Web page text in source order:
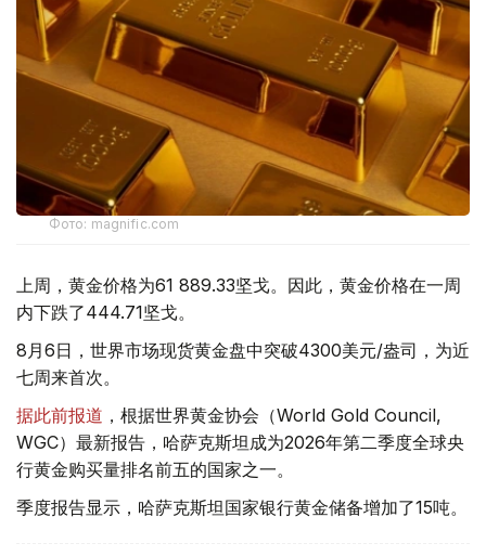
Фото: magnific.com
上周，黄金价格为61 889.33坚戈。因此，黄金价格在一周
内下跌了444.71坚戈。
8月6日，世界市场现货黄金盘中突破4300美元/盎司，为近
七周来首次。
据此前报道 ，根据世界黄金协会（World Gold Council,
WGC）最新报告，哈萨克斯坦成为2026年第二季度全球央
行黄金购买量排名前五的国家之一。
季度报告显示，哈萨克斯坦国家银行黄金储备增加了15吨。